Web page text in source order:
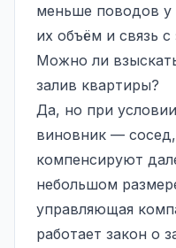
меньше поводов у
их объём и связь с
Можно ли
залив квартиры?
Да, но при
виновник — сосед,
компенсируют
небольшом
управляющая
работает закон о